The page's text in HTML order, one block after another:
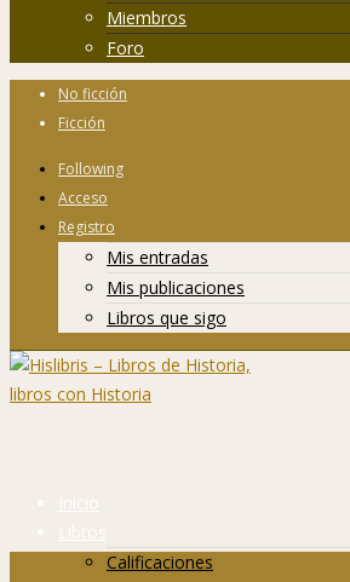
Miembros
Foro
No ficción
Ficción
Following
Acceso
Registro
Mis entradas
Mis publicaciones
Libros que sigo
Inicio
Libros
Calificaciones